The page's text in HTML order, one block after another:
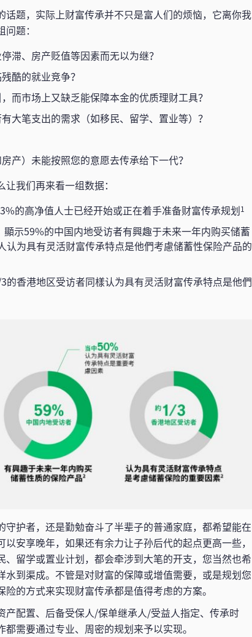
题，实际上财富传承并不只是富人们的烦恼，它离你我
题：
滞、房产贬值等因素而无以为继？
酷的就业竞争？
而市场上又缺乏能保障本金的优质理财工具？
大笔支出的需求（如移民、留学、置业等）？
产）未能按照您的意愿去传承给下一代？
我们再来看一组数据：
的高净值人士已经开始或正在着手准备财富传承规划1
顯示59%的中国内地受访者有興趣于未来一年内购买储蓄
认为具有灵活财富传承特点是他們考慮储蓄性保险产品的
的香港地区受访者同樣认为具有灵活财富传承特点是他們
护者，还是勤勉奋斗了半辈子的普通家庭，都希望能在
安享晚年，如果还有余力让子孙后代的起点更高一些，
留学或置业计划，都会牵涉到大笔的开支，您当然也希
到渠成。不管是对财富的保障或增值需要，或是规划您
的方式来实现财富传承都是值得考虑的方案。
产配置、后备受保人/保单继承人/受益人指定、传承时
需要通过专业、周密的规划来予以实现。